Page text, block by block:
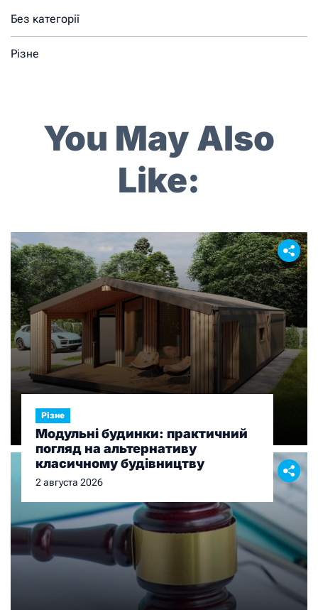
Без категорії
Різне
You May Also
Like:
Різне
Модульні будинки: практичний
погляд на альтернативу
класичному будівництву
2 августа 2026